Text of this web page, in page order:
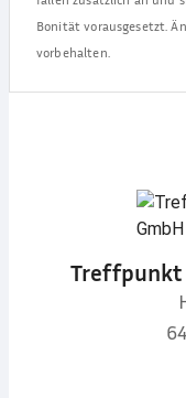
Bonität vorausgesetzt.
vorbehalten.
Treffpunkt